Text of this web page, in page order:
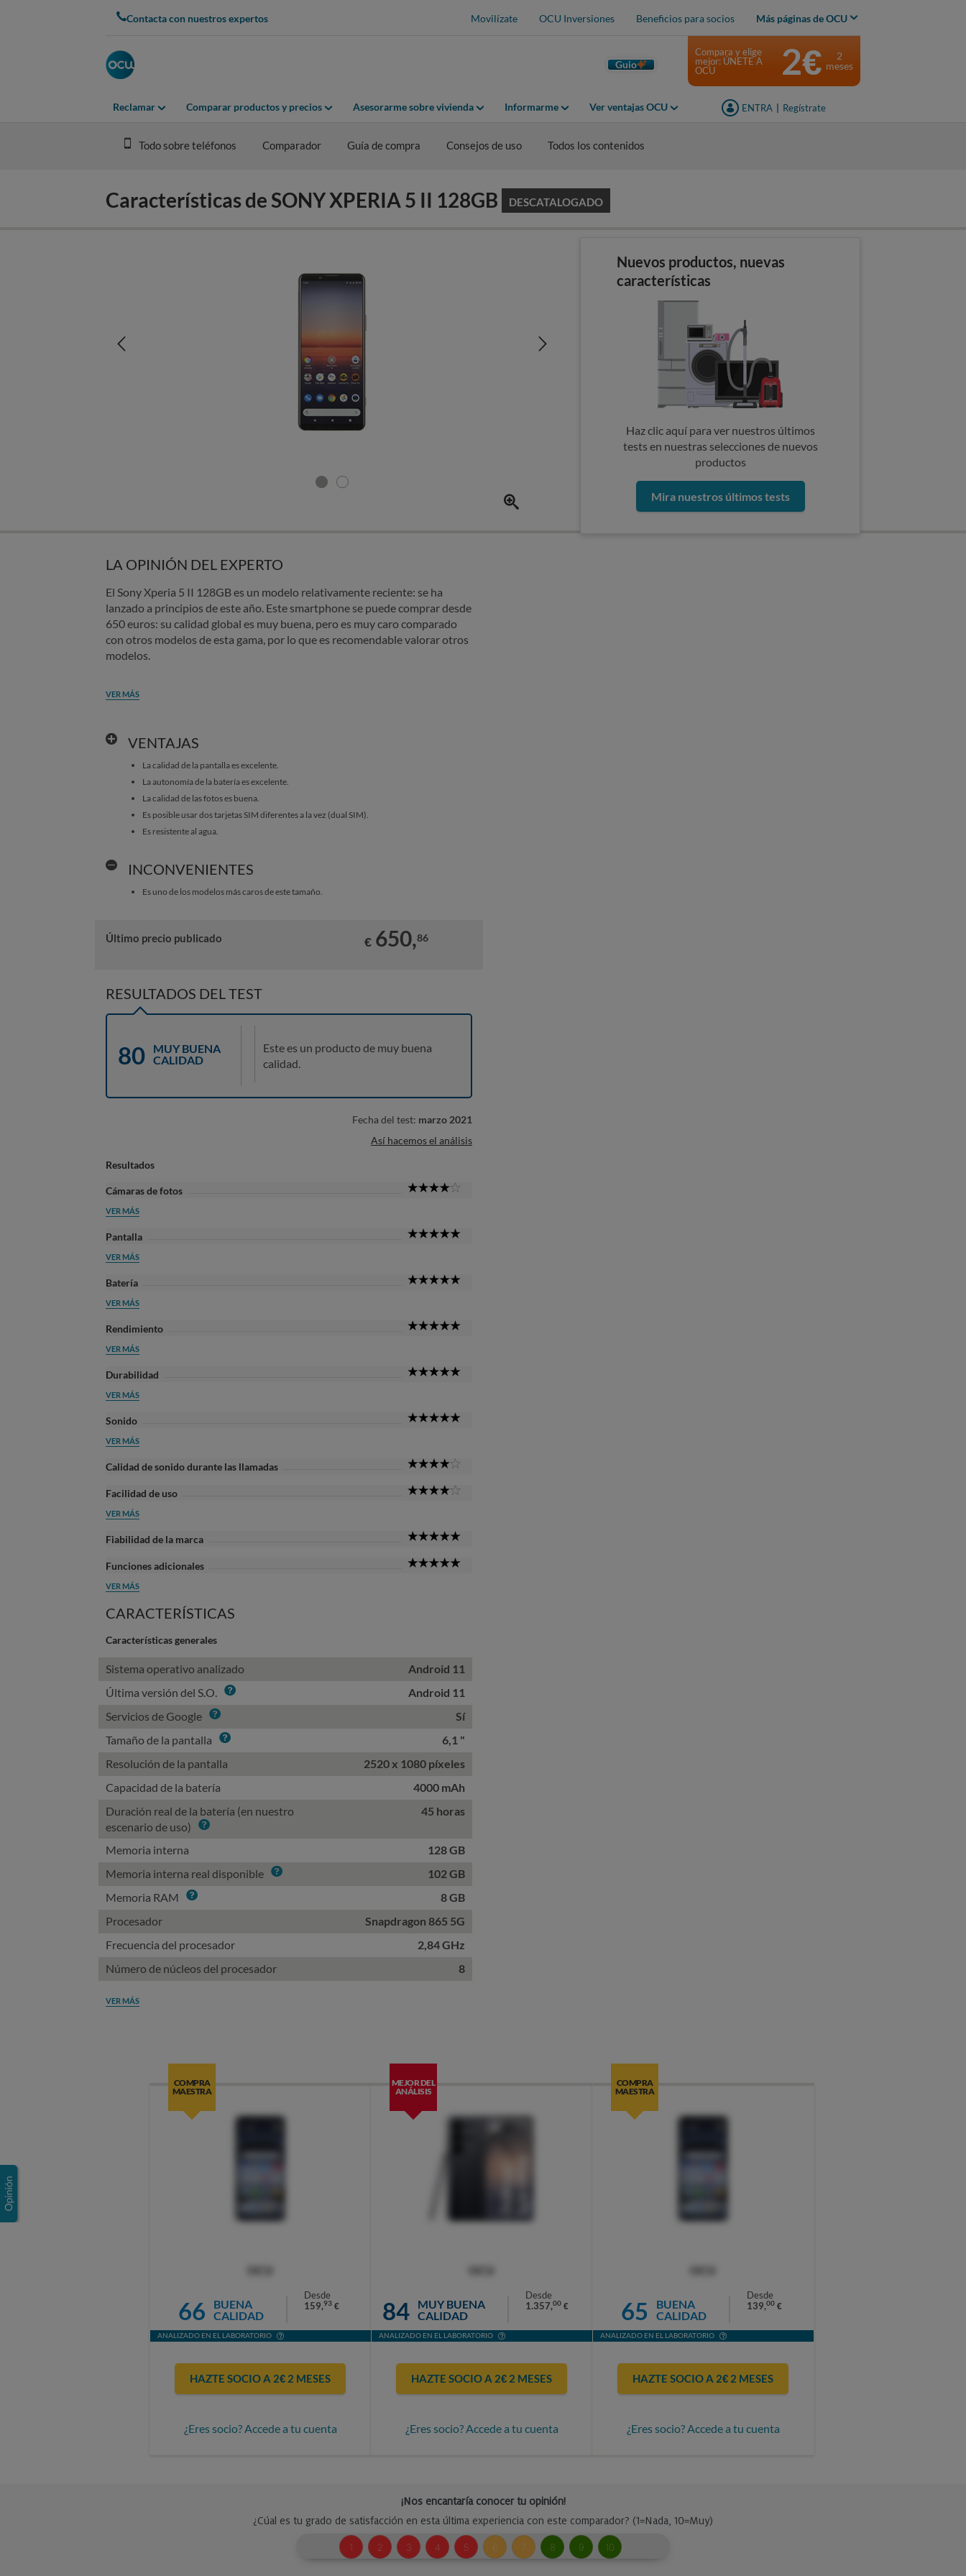
Contacta con nuestros expertos Movilízate OCU Inversiones Beneficios para socios Más páginas de OCU
Guio
Reclamar Comparar productos y precios Asesorarme sobre vivienda Informarme Ver ventajas OCU ENTRA Regístrate
Compara y elige
mejor: ÚNETE A
OCU
2€
2
meses
Todo sobre teléfonos Comparador Guía de compra Consejos de uso Todos los contenidos
Características de SONY XPERIA 5 II 128GB DESCATALOGADO
Nuevos productos, nuevas
características
Haz clic aquí para ver nuestros últimos
tests en nuestras selecciones de nuevos
productos
Mira nuestros últimos tests
LA OPINIÓN DEL EXPERTO
El Sony Xperia 5 II 128GB es un modelo relativamente reciente: se ha
lanzado a principios de este año. Este smartphone se puede comprar desde
650 euros: su calidad global es muy buena, pero es muy caro comparado
con otros modelos de esta gama, por lo que es recomendable valorar otros
modelos.
VER MÁS
VENTAJAS
La calidad de la pantalla es excelente.
La autonomía de la batería es excelente.
La calidad de las fotos es buena.
Es posible usar dos tarjetas SIM diferentes a la vez (dual SIM).
Es resistente al agua.
INCONVENIENTES
Es uno de los modelos más caros de este tamaño.
Último precio publicado € 650,86
RESULTADOS DEL TEST
80
MUY BUENA
CALIDAD
Este es un producto de muy buena
calidad.
Fecha del test: marzo 2021
Así hacemos el análisis
Resultados
Cámaras de fotos
VER MÁS
Pantalla
VER MÁS
Batería
VER MÁS
Rendimiento
VER MÁS
Durabilidad
VER MÁS
Sonido
VER MÁS
Calidad de sonido durante las llamadas
Facilidad de uso
VER MÁS
Fiabilidad de la marca
Funciones adicionales
VER MÁS
CARACTERÍSTICAS
Características generales
Sistema operativo analizado
Android 11
Última versión del S.O. Info
Android 11
Servicios de Google Info
Sí
Tamaño de la pantalla Info
6,1 "
Resolución de la pantalla
2520 x 1080 píxeles
Capacidad de la batería
4000 mAh
Duración real de la batería (en nuestro
escenario de uso) Info
45 horas
Memoria interna
128 GB
Memoria interna real disponible Info
102 GB
Memoria RAM Info
8 GB
Procesador
Snapdragon 865 5G
Frecuencia del procesador
2,84 GHz
Número de núcleos del procesador
8
VER MÁS
COMPRA
MAESTRA
66
BUENA
CALIDAD
Desde
159,93 €
ANALIZADO EN EL LABORATORIO
HAZTE SOCIO A 2€ 2 MESES
¿Eres socio? Accede a tu cuenta
MEJOR DEL
ANÁLISIS
84
MUY BUENA
CALIDAD
Desde
1.357,00 €
ANALIZADO EN EL LABORATORIO
HAZTE SOCIO A 2€ 2 MESES
¿Eres socio? Accede a tu cuenta
COMPRA
MAESTRA
65
BUENA
CALIDAD
Desde
139,00 €
ANALIZADO EN EL LABORATORIO
HAZTE SOCIO A 2€ 2 MESES
¿Eres socio? Accede a tu cuenta